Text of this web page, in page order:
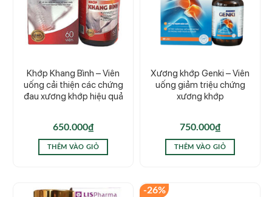
Khớp Khang Bình – Viên
uống cải thiện các chứng
đau xương khớp hiệu quả
650.000₫
THÊM VÀO GIỎ
Xương khớp Genki – Viên
uống giảm triệu chứng
xương khớp
750.000₫
THÊM VÀO GIỎ
-26%